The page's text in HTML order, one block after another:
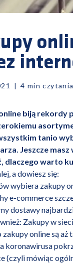
4 min czytania
biją rekordy
tanio
Jeszcze
dlaczego warto
a dowiesz się:
wybiera zakupy
e-commerce
dostawy
Zakupy w
zakupy online są aż
koronawirusa
(czyli mówiąc